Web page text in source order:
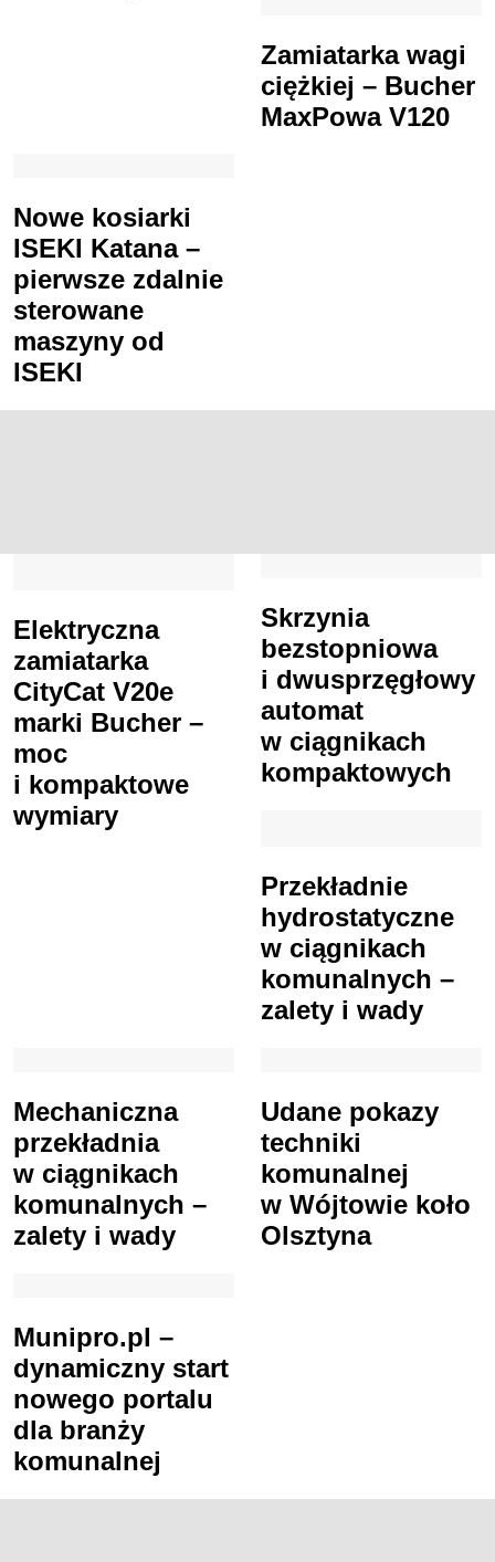
Zamiatarka wagi
ciężkiej – Bucher
MaxPowa V120
Nowe kosiarki
ISEKI Katana –
pierwsze zdalnie
sterowane
maszyny od
ISEKI
Elektryczna
zamiatarka
CityCat V20e
marki Bucher –
moc
i kompaktowe
wymiary
Skrzynia
bezstopniowa
i dwusprzęgłowy
automat
w ciągnikach
kompaktowych
Przekładnie
hydrostatyczne
w ciągnikach
komunalnych –
zalety i wady
Mechaniczna
przekładnia
w ciągnikach
komunalnych –
zalety i wady
Udane pokazy
techniki
komunalnej
w Wójtowie koło
Olsztyna
Munipro.pl –
dynamiczny start
nowego portalu
dla branży
komunalnej